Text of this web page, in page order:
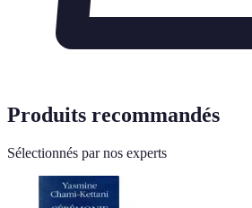
Produits recommandés
Sélectionnés par nos experts